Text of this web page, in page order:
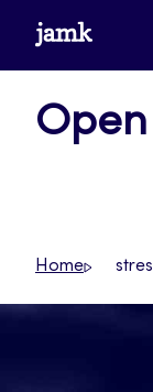
Siirrywww.jamk.fi
Home